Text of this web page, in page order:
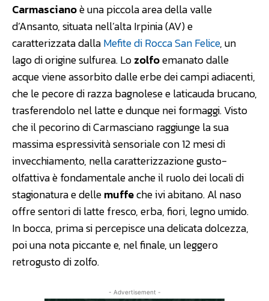
Carmascianoè una piccola area della valle
d’Ansanto, situata nell’alta Irpinia (AV) e
caratterizzata dallaMefite di Rocca San Felice, un
lago di origine sulfurea. Lozolfoemanato dalle
acque viene assorbito dalle erbe dei campi adiacenti,
che le pecore di razza bagnolese e laticauda brucano,
trasferendolo nel latte e dunque nei formaggi. Visto
che il pecorino di Carmasciano raggiunge la sua
massima espressività sensoriale con 12 mesi di
invecchiamento, nella caratterizzazione gusto-
olfattiva è fondamentale anche il ruolo dei locali di
stagionatura e dellemuffeche ivi abitano. Al naso
offre sentori di latte fresco, erba, fiori, legno umido.
In bocca, prima si percepisce una delicata dolcezza,
poi una nota piccante e, nel finale, un leggero
retrogusto di zolfo.
- Advertisement -